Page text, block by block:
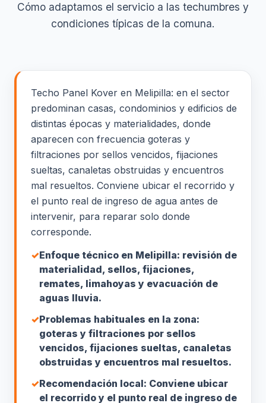
Cómo adaptamos el servicio a las techumbres y
condiciones típicas de la comuna.
Techo Panel Kover en Melipilla: en el sector
predominan casas, condominios y edificios de
distintas épocas y materialidades, donde
aparecen con frecuencia goteras y
filtraciones por sellos vencidos, fijaciones
sueltas, canaletas obstruidas y encuentros
mal resueltos. Conviene ubicar el recorrido y
el punto real de ingreso de agua antes de
intervenir, para reparar solo donde
corresponde.
✓Enfoque técnico en Melipilla: revisión de
materialidad, sellos, fijaciones,
remates, limahoyas y evacuación de
aguas lluvia.
✓Problemas habituales en la zona:
goteras y filtraciones por sellos
vencidos, fijaciones sueltas, canaletas
obstruidas y encuentros mal resueltos.
✓Recomendación local: Conviene ubicar
el recorrido y el punto real de ingreso de